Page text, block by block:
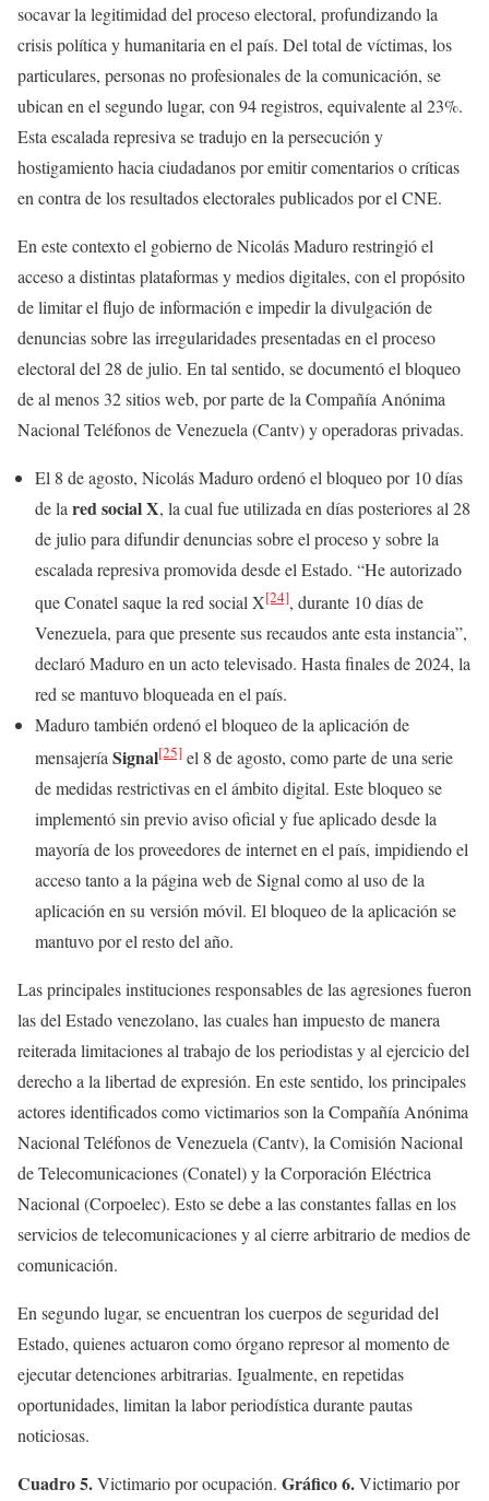
socavar la legitimidad del proceso electoral, profundizando la
crisis política y humanitaria en el país. Del total de víctimas, los
particulares, personas no profesionales de la comunicación, se
ubican en el segundo lugar, con 94 registros, equivalente al 23%.
Esta escalada represiva se tradujo en la persecución y
hostigamiento hacia ciudadanos por emitir comentarios o críticas
en contra de los resultados electorales publicados por el CNE.
En este contexto el gobierno de Nicolás Maduro restringió el
acceso a distintas plataformas y medios digitales, con el propósito
de limitar el flujo de información e impedir la divulgación de
denuncias sobre las irregularidades presentadas en el proceso
electoral del 28 de julio. En tal sentido, se documentó el bloqueo
de al menos 32 sitios web, por parte de la Compañía Anónima
Nacional Teléfonos de Venezuela (Cantv) y operadoras privadas.
El 8 de agosto, Nicolás Maduro ordenó el bloqueo por 10 días
de la red social X, la cual fue utilizada en días posteriores al 28
de julio para difundir denuncias sobre el proceso y sobre la
escalada represiva promovida desde el Estado. “He autorizado
que Conatel saque la red social X[24], durante 10 días de
Venezuela, para que presente sus recaudos ante esta instancia”,
declaró Maduro en un acto televisado. Hasta finales de 2024, la
red se mantuvo bloqueada en el país.
Maduro también ordenó el bloqueo de la aplicación de
mensajería Signal[25] el 8 de agosto, como parte de una serie
de medidas restrictivas en el ámbito digital. Este bloqueo se
implementó sin previo aviso oficial y fue aplicado desde la
mayoría de los proveedores de internet en el país, impidiendo el
acceso tanto a la página web de Signal como al uso de la
aplicación en su versión móvil. El bloqueo de la aplicación se
mantuvo por el resto del año.
Las principales instituciones responsables de las agresiones fueron
las del Estado venezolano, las cuales han impuesto de manera
reiterada limitaciones al trabajo de los periodistas y al ejercicio del
derecho a la libertad de expresión. En este sentido, los principales
actores identificados como victimarios son la Compañía Anónima
Nacional Teléfonos de Venezuela (Cantv), la Comisión Nacional
de Telecomunicaciones (Conatel) y la Corporación Eléctrica
Nacional (Corpoelec). Esto se debe a las constantes fallas en los
servicios de telecomunicaciones y al cierre arbitrario de medios de
comunicación.
En segundo lugar, se encuentran los cuerpos de seguridad del
Estado, quienes actuaron como órgano represor al momento de
ejecutar detenciones arbitrarias. Igualmente, en repetidas
oportunidades, limitan la labor periodística durante pautas
noticiosas.
Cuadro 5.Victimario por ocupación. Gráfico 6.Victimario por